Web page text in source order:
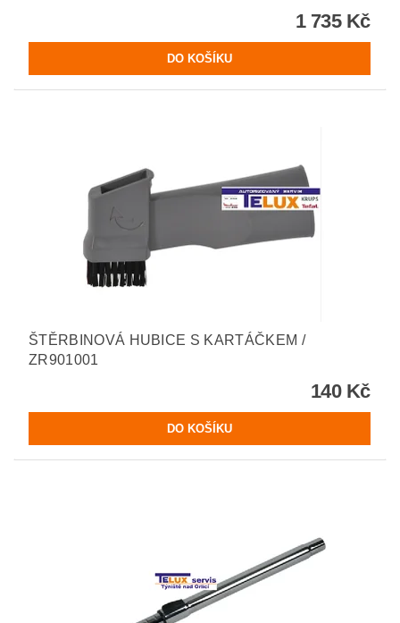
1 735 Kč
ŠTĚRBINOVÁ HUBICE S KARTÁČKEM /
ZR901001
140 Kč